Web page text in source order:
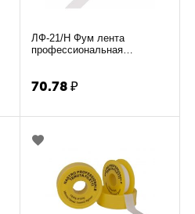
ЛФ-21/Н Фум лента
профессиональная
70.78 ₽